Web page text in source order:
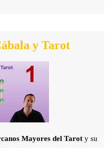
y Tarot
Mayores del Tarot y su